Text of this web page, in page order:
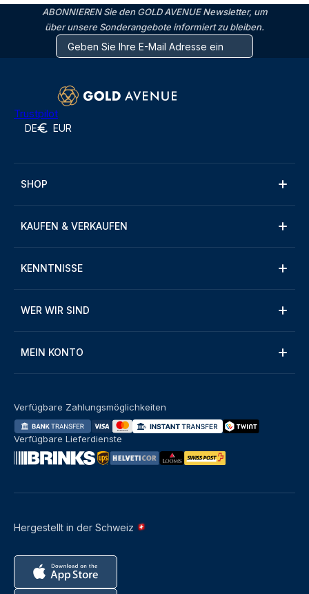
ABONNIEREN Sie den GOLD AVENUE Newsletter, um
über unsere Sonderangebote informiert zu bleiben.
Trustpilot
DE EUR
SHOP
KAUFEN & VERKAUFEN
KENNTNISSE
WER WIR SIND
MEIN KONTO
Hergestellt in der Schweiz
Verfügbare Zahlungsmöglichkeiten
Verfügbare Lieferdienste